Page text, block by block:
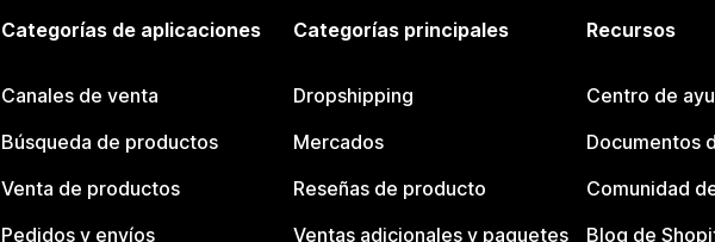
Categorías de aplicaciones
Canales de venta
Búsqueda de productos
Venta de productos
Pedidos y envíos
Categorías principales
Dropshipping
Mercados
Reseñas de producto
Ventas adicionales y paquetes
Recursos
Centro de
Documentos
Comunidad
Blog de